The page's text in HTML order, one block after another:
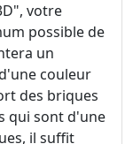
votre
possible de
un
couleur
des briques
qui sont d'une
il suffit